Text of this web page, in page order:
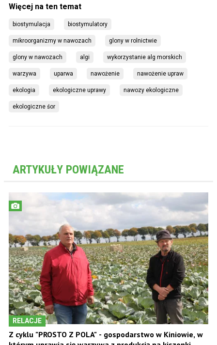
biostymulacja biostymulatory
mikroorganizmy w nawozach glony w rolnictwie
glony w nawozach algi wykorzystanie alg morskich
warzywa uparwa nawożenie nawożenie upraw
ekologia ekologiczne uprawy nawozy ekologiczne
ekologiczne śor
ARTYKUŁY POWIĄZANE
RELACJE
Z cyklu "PROSTO Z POLA" - gospodarstwo w Kiniowie, w